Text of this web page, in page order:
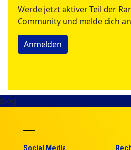
Werde jetzt aktiver Teil der
Community und melde dich an
Anmelden
Blog
Social Media